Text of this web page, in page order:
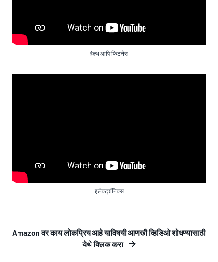
हेल्थ आणि फिटनेस
इलेक्ट्रॉनिक्स
Amazon वर काय लोकप्रिय आहे याविषयी आणखी व्हिडिओ शोधण्यासाठी
येथे क्लिक करा